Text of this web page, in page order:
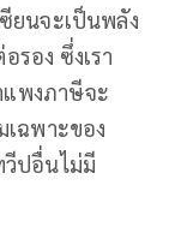
ยนจะเป็นพลัง
รอง ซึ่งเรา
พงภาษีจะ
เฉพาะของ
วีปอื่นไม่มี